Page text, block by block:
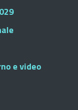
e video